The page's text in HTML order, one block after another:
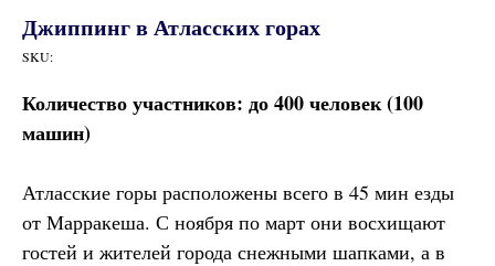
Джиппинг в Атласских горах
SKU:
Количество участников: до 400 человек (100
машин)
Атласские горы расположены всего в 45 мин езды
от Марракеша. С ноября по март они восхищают
гостей и жителей города снежными шапками, а в